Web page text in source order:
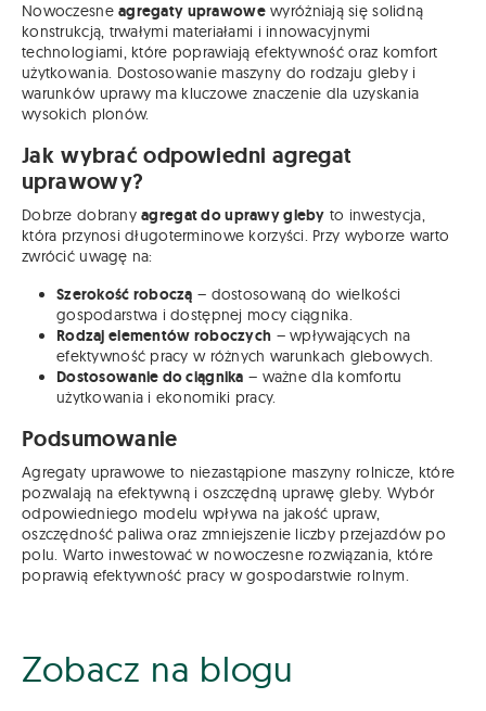
Nowoczesneagregaty uprawowewyróżniają się solidną
konstrukcją, trwałymi materiałami i innowacyjnymi
technologiami, które poprawiają efektywność oraz komfort
użytkowania. Dostosowanie maszyny do rodzaju gleby i
warunków uprawy ma kluczowe znaczenie dla uzyskania
wysokich plonów.
Jak wybrać odpowiedni agregat
uprawowy?
Dobrze dobranyagregat do uprawy gleby to inwestycja,
która przynosi długoterminowe korzyści. Przy wyborze warto
zwrócić uwagę na:
Szerokość roboczą – dostosowaną do wielkości
gospodarstwa i dostępnej mocy ciągnika.
Rodzaj elementów roboczych – wpływających na
efektywność pracy w różnych warunkach glebowych.
Dostosowanie do ciągnika – ważne dla komfortu
użytkowania i ekonomiki pracy.
Podsumowanie
Agregaty uprawowe to niezastąpione maszyny rolnicze, które
pozwalają na efektywną i oszczędną uprawę gleby. Wybór
odpowiedniego modelu wpływa na jakość upraw,
oszczędność paliwa oraz zmniejszenie liczby przejazdów po
polu. Warto inwestować w nowoczesne rozwiązania, które
poprawią efektywność pracy w gospodarstwie rolnym.
Zobacz na blogu